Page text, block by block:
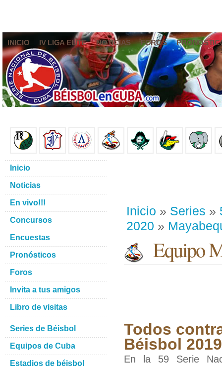
INICIO IV LIGA ELITE NOTICIAS FOROS
Inicio » Series »
2020 »
Equipo
Todos
Béisbol
En la 59 Serie
Inicio
Noticias
En vivo!!!
Concursos
Encuestas
Pronósticos
Foros
Invita a tus amigos
Libro de visitas
Series de Béisbol
Equipos de Cuba
Estadios de béisbol